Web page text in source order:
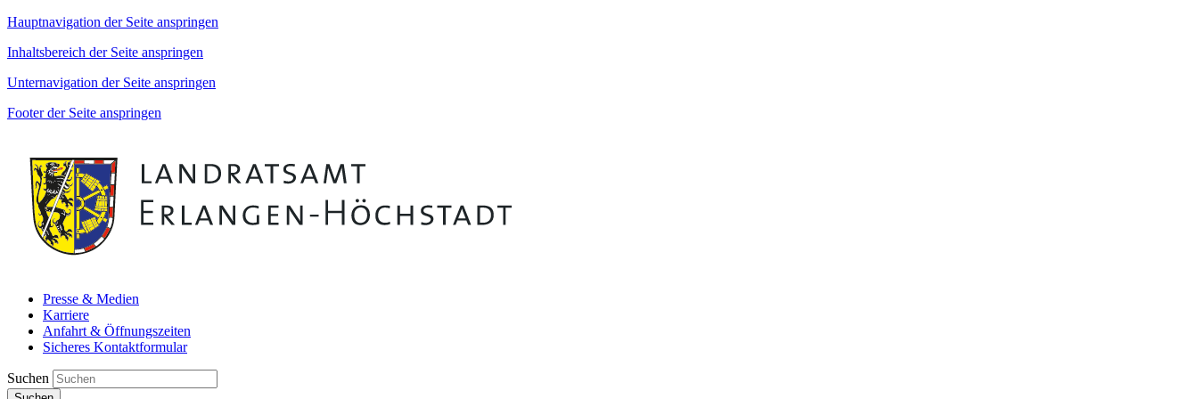
Hauptnavigation der Seite anspringen
Inhaltsbereich der Seite anspringen
Unternavigation der Seite anspringen
Footer der Seite anspringen
Presse & Medien
Karriere
Anfahrt & Öffnungszeiten
Sicheres Kontaktformular
Suchen